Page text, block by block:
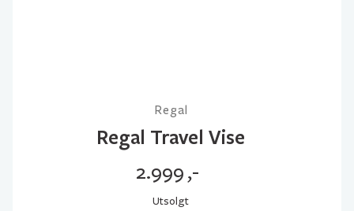
Regal
Regal Travel Vise
2.999,-
Utsolgt